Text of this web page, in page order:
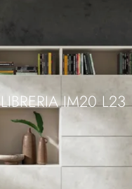
LIBRERIA IM20 L23